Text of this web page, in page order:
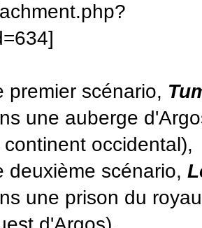
premier scénario,
une auberge
continent occidental),
deuxième scénario,
une prison du